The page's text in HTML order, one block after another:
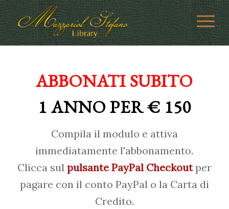
ABBONATI SUBITO
1 ANNO PER € 150
Compila il modulo e attiva
immediatamente l'abbonamento.
Clicca sul pulsante PayPal Checkoutper
pagare con il conto PayPal o la Carta di
Credito.